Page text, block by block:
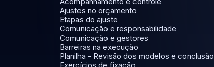
Ajustes no orçamento
Etapas do ajuste
Comunicação e responsabilidade
Comunicação e gestores
Barreiras na execução
Planilha - Revisão dos modelos e conclusão